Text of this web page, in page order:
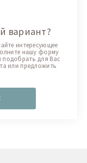
вариант?
интересующее
нашу форму
подобрать для Вас
или предложить